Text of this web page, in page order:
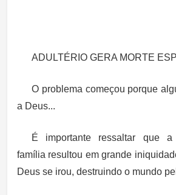
ADULTÉRIO GERA MORTE
O problema começou porque
a Deus...
É importante ressaltar que a
família resultou em grande
Deus se irou, destruindo o mundo